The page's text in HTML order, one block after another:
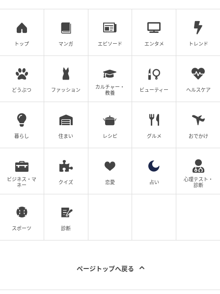
トップ マンガ エピソード エンタメ トレンド
どうぶつ ファッション
カルチャー・
教養
ビューティー ヘルスケア
暮らし 住まい レシピ グルメ おでかけ
ビジネス・マ
ネー
クイズ 恋愛 占い
心理テスト・
診断
スポーツ 診断
ページトップへ戻る